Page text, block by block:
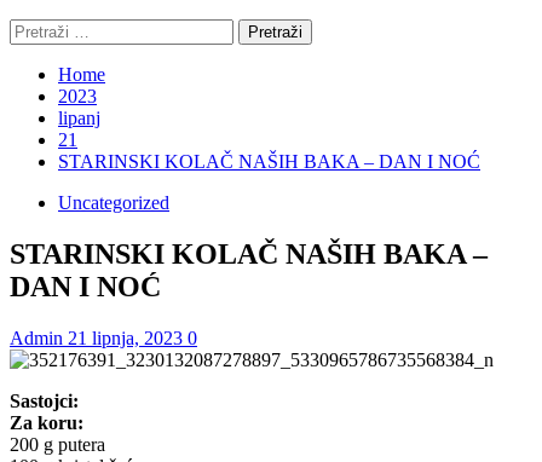
Pretraži:
Home
2023
lipanj
21
STARINSKI KOLAČ NAŠIH BAKA – DAN I NOĆ
Uncategorized
STARINSKI KOLAČ NAŠIH BAKA –
DAN I NOĆ
Admin 21 lipnja, 2023 0
Sastojci:
Za koru:
200 g putera